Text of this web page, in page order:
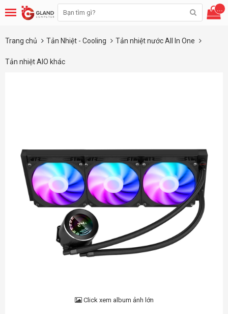
...
Trang chủ Tản Nhiệt - Cooling Tản nhiệt nước All In One
Tản nhiệt AIO khác
Click xem album ảnh lớn